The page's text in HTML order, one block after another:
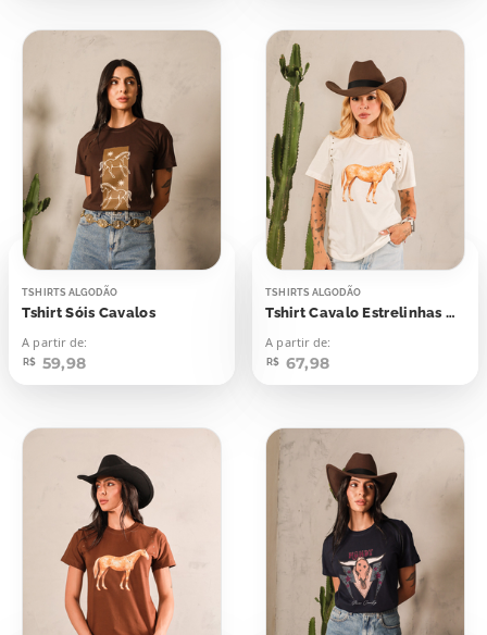
TSHIRTS ALGODÃO
Tshirt Sóis Cavalos
A partir de:
R$ 59,98
TSHIRTS ALGODÃO
Tshirt Cavalo Estrelinhas Aplicação
A partir de:
R$ 67,98